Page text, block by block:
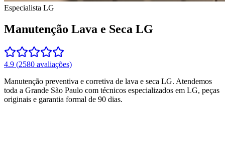
Especialista LG
Manutenção Lava e Seca LG
4.9 (2580 avaliações)
Manutenção preventiva e corretiva de lava e seca LG. Atendemos
toda a Grande São Paulo com técnicos especializados em LG, peças
originais e garantia formal de 90 dias.